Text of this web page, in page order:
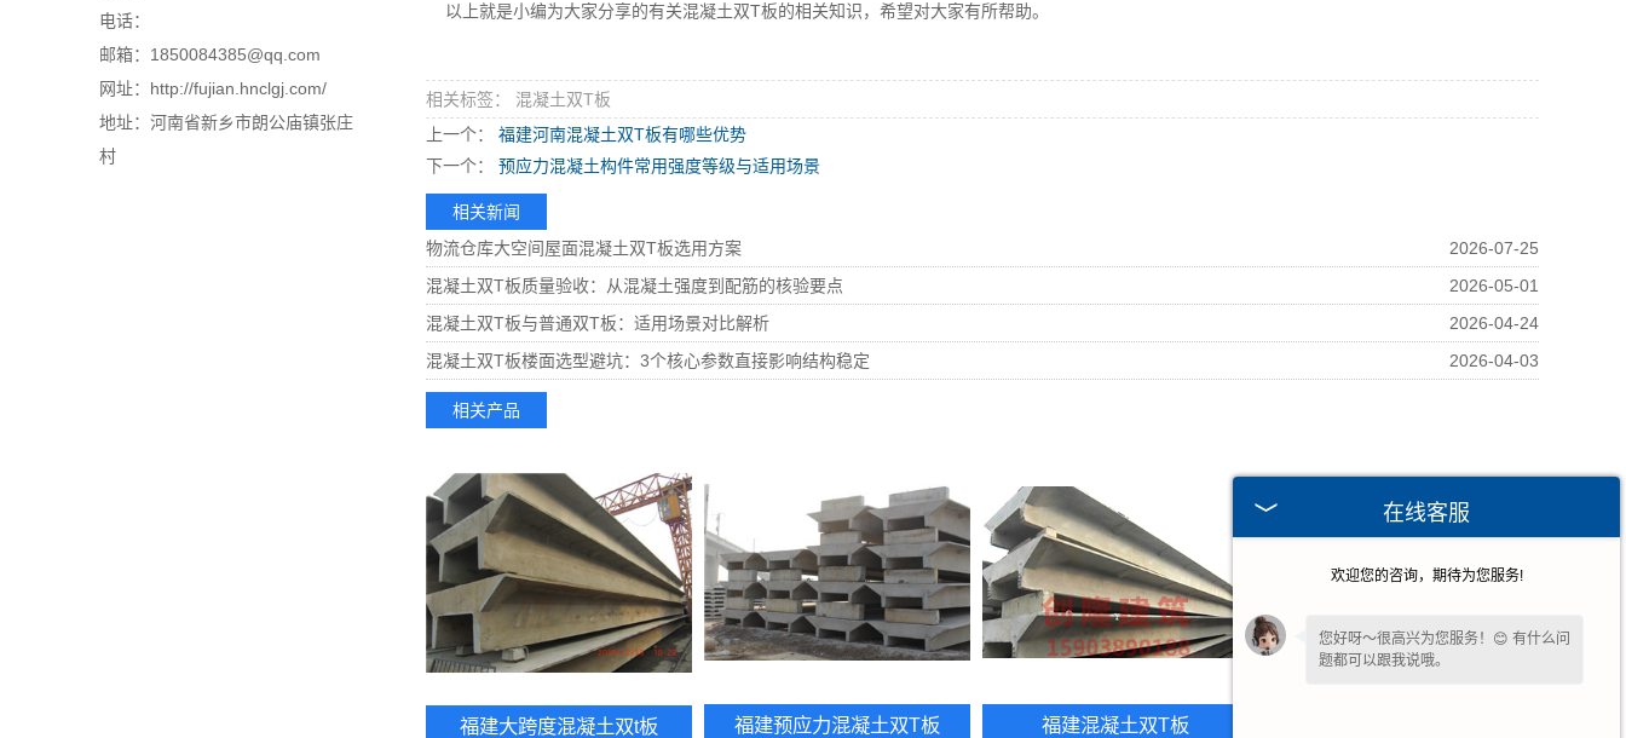
电话：
邮箱：1850084385@qq.com
网址：http://fujian.hnclgj.com/
地址：河南省新乡市朗公庙镇张庄
村
以上就是小编为大家分享的有关混凝土双T板的相关知识，希望对大家有所帮助。
相关标签： 混凝土双T板
上一个：
福建河南混凝土双T板有哪些优势
下一个：
预应力混凝土构件常用强度等级与适用场景
相关新闻
物流仓库大空间屋面混凝土双T板选用方案
2026-07-25
混凝土双T板质量验收：从混凝土强度到配筋的核验要点
2026-05-01
混凝土双T板与普通双T板：适用场景对比解析
2026-04-24
混凝土双T板楼面选型避坑：3个核心参数直接影响结构稳定
2026-04-03
相关产品
福建大跨度混凝土双t板 福建预应力混凝土双T板 福建混凝土双T板
在线客服
欢迎您的咨询，期待为您服务!
您好呀～很高兴为您服务！😊 有什么问
题都可以跟我说哦。